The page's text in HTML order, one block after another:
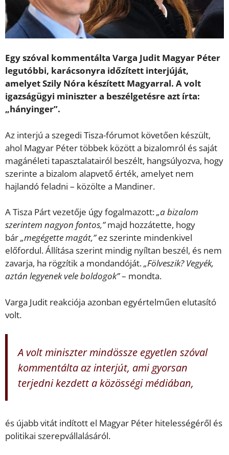
Egy szóval kommentálta Varga Judit Magyar Péter
legutóbbi, karácsonyra időzített interjúját,
amelyet Szily Nóra készített Magyarral. A volt
igazságügyi miniszter a beszélgetésre azt írta:
„hányinger”.
Az interjú a szegedi Tisza-fórumot követően készült,
ahol Magyar Péter többek között a bizalomról és saját
magánéleti tapasztalatairól beszélt, hangsúlyozva, hogy
szerinte a bizalom alapvető érték, amelyet nem
hajlandó feladni – közölte a Mandiner.
A Tisza Párt vezetője úgy fogalmazott:„a bizalom
szerintem nagyon fontos,”majd hozzátette, hogy
bár„megégette magát,”ez szerinte mindenkivel
előfordul. Állítása szerint mindig nyíltan beszél, és nem
zavarja, ha rögzítik a mondandóját.„Fölveszik? Vegyék,
aztán legyenek vele boldogok”– mondta.
Varga Judit reakciója azonban egyértelműen elutasító
volt.
A volt miniszter mindössze egyetlen szóval
kommentálta az interjút, ami gyorsan
terjedni kezdett a közösségi médiában,
és újabb vitát indított el Magyar Péter hitelességéről és
politikai szerepvállalásáról.